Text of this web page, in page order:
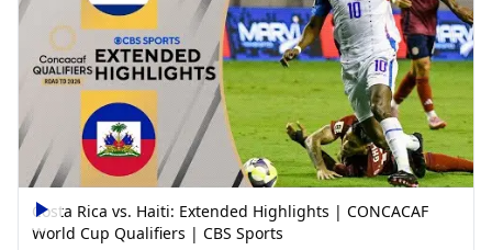
Costa Rica vs. Haiti: Extended Highlights | CONCACAF
World Cup Qualifiers | CBS Sports